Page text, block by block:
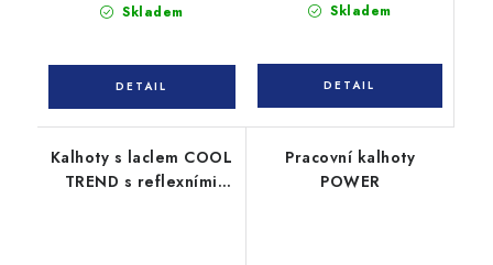
Skladem Skladem
Kalhoty s laclem COOL
TREND s reflexními
Pracovní kalhoty
POWER